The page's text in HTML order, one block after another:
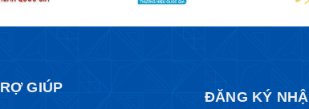
GIÚP
ĐĂNG KÝ